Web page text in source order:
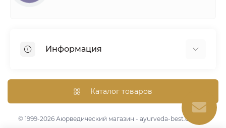
Информация
Аюрведическая консультация
Оптом/Скидки
Карта сайта
Каталог товаров
© 1999-2026 Аюрведический магазин - ayurveda-best.com.ua